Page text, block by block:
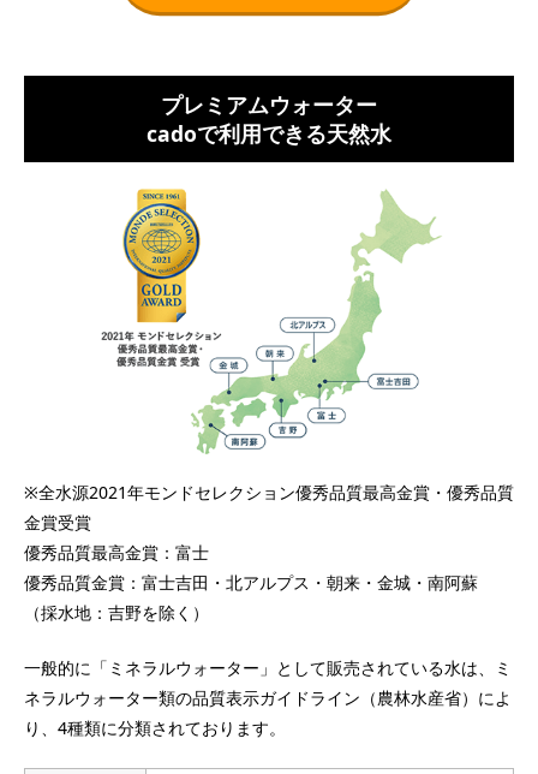
プレミアムウォーター
cadoで利用できる天然水
※全水源2021年モンドセレクション優秀品質最高金賞・優秀品質
金賞受賞
優秀品質最高金賞：富士
優秀品質金賞：富士吉田・北アルプス・朝来・金城・南阿蘇
（採水地：吉野を除く）
一般的に「ミネラルウォーター」として販売されている水は、ミ
ネラルウォーター類の品質表示ガイドライン（農林水産省）によ
り、4種類に分類されております。